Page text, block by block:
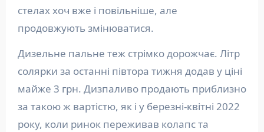
стелах хоч вже і повільніше, але
продовжують змінюватися.
Дизельне пальне теж стрімко дорожчає. Літр
солярки за останні півтора тижня додав у ціні
майже 3 грн. Дизпаливо продають приблизно
за такою ж вартістю, як і у березні-квітні 2022
року, коли ринок переживав колапс та